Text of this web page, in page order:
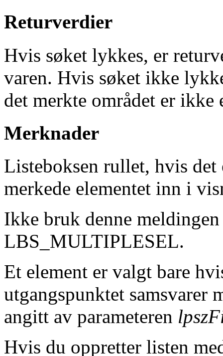
Returverdier
Hvis søket lykkes, er
varen. Hvis søket ikke
det merkte området er ikke
Merknader
Listeboksen rullet, hvis
merkede elementet inn i
Ikke bruk denne
LBS_MULTIPLESEL.
Et element er valgt bare
utgangspunktet samsvarer
angitt av parameteren
Hvis du oppretter listen